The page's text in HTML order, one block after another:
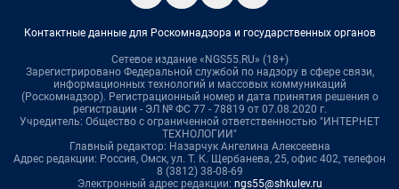
Контактные данные для Роскомнадзора и государственных органов
Сетевое издание «NGS55.RU» (18+)
Зарегистрировано Федеральной службой по надзору в сфере связи,
информационных технологий и массовых коммуникаций
(Роскомнадзор). Регистрационный номер и дата принятия решения о
регистрации - ЭЛ № ФС 77 - 78819 от 07.08.2020 г.
Учредитель: Общество с ограниченной ответственностью "ИНТЕРНЕТ
ТЕХНОЛОГИИ"
Главный редактор: Назарчук Ангелина Алексеевна
Адрес редакции: Россия, Омск, ул. Т. К. Щербанева, 25, офис 402, телефон
8 (3812) 38-08-69
Электронный адрес редакции: ngs55@shkulev.ru